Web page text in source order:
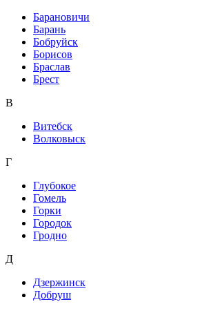
Барановичи
Барань
Бобруйск
Борисов
Браслав
Брест
В
Витебск
Волковыск
Г
Глубокое
Гомель
Горки
Городок
Гродно
Д
Дзержинск
Добруш